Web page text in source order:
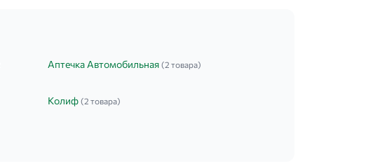
Аптечка Автомобильная (2 товара)
Колиф (2 товара)